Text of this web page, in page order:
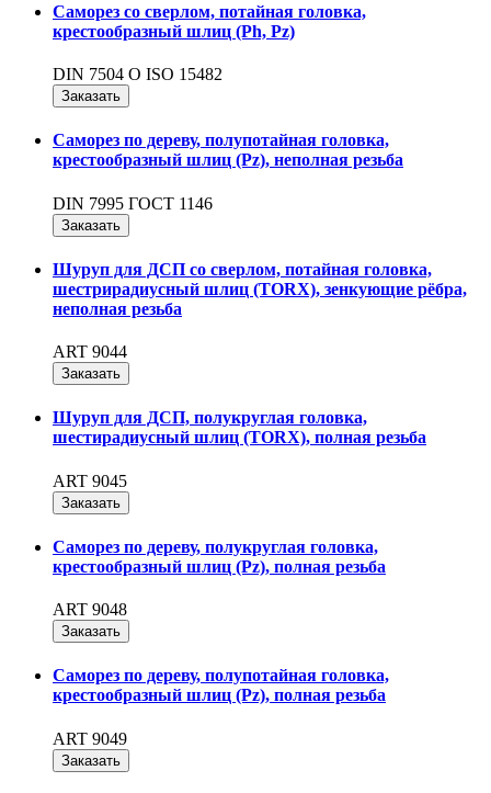
Саморез со сверлом, потайная головка,
крестообразный шлиц (Ph, Pz)
DIN 7504 O ISO 15482
Заказать
Саморез по дереву, полупотайная головка,
крестообразный шлиц (Pz), неполная резьба
DIN 7995 ГОСТ 1146
Заказать
Шуруп для ДСП со сверлом, потайная головка,
шестрирадиусный шлиц (TORX), зенкующие рёбра,
неполная резьба
ART 9044
Заказать
Шуруп для ДСП, полукруглая головка,
шестирадиусный шлиц (TORX), полная резьба
ART 9045
Заказать
Саморез по дереву, полукруглая головка,
крестообразный шлиц (Pz), полная резьба
ART 9048
Заказать
Саморез по дереву, полупотайная головка,
крестообразный шлиц (Pz), полная резьба
ART 9049
Заказать